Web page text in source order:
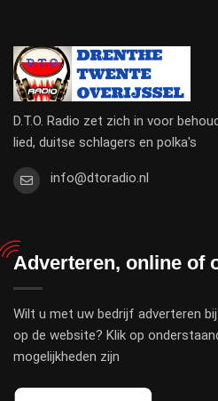
D.T.O. Radio zet zich in voor
lied, duitse schlagers en polka's
info@dtoradio.nl
Adverteren, online of
Wilt u met uw bedrijf adverteren
op de website? Klik op
mogelijkheden zijn